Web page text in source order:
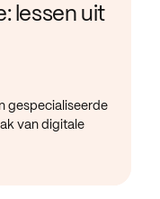
lessen uit
gespecialiseerde
van digitale